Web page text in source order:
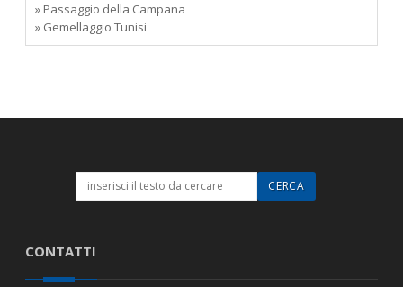
» Passaggio della Campana
» Gemellaggio Tunisi
CONTATTI